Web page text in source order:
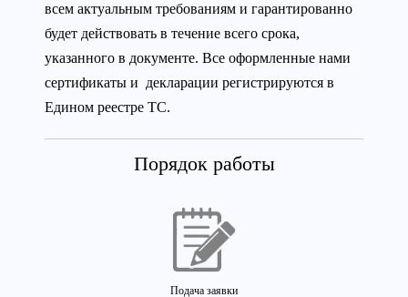
всем актуальным требованиям и гарантированно
будет действовать в течение всего срока,
указанного в документе. Все оформленные нами
сертификаты и декларации регистрируются в
Едином реестре ТС.
Порядок работы
Подача заявки